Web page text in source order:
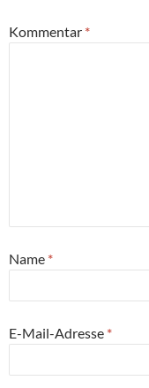
Kommentar *
Name *
E-Mail-Adresse *